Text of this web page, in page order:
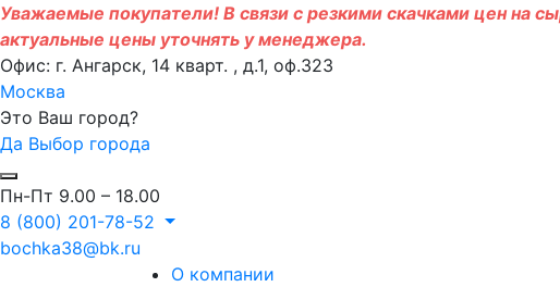
Уважаемые покупатели! В связи с резкими скачками цен на
актуальные цены уточнять у менеджера.
Офис: г. Ангарск, 14 кварт. , д.1, оф.323
Москва
Это Ваш город?
Да Выбор города
Пн-Пт 9.00 – 18.00
8 (800) 201-78-52
bochka38@bk.ru
О компании